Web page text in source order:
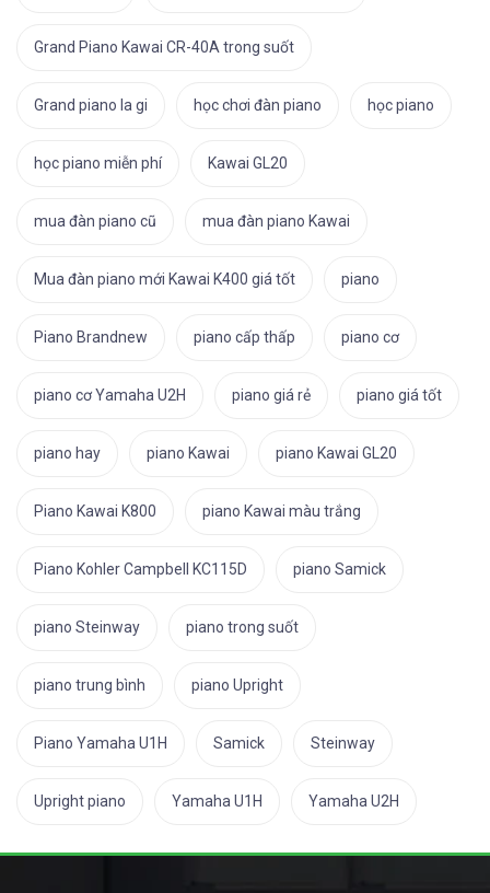
Grand Piano Kawai CR-40A trong suốt
Grand piano la gi học chơi đàn piano học piano
học piano miễn phí Kawai GL20
mua đàn piano cũ mua đàn piano Kawai
Mua đàn piano mới Kawai K400 giá tốt piano
Piano Brandnew piano cấp thấp piano cơ
piano cơ Yamaha U2H piano giá rẻ piano giá tốt
piano hay piano Kawai piano Kawai GL20
Piano Kawai K800 piano Kawai màu trắng
Piano Kohler Campbell KC115D piano Samick
piano Steinway piano trong suốt
piano trung bình piano Upright
Piano Yamaha U1H Samick Steinway
Upright piano Yamaha U1H Yamaha U2H